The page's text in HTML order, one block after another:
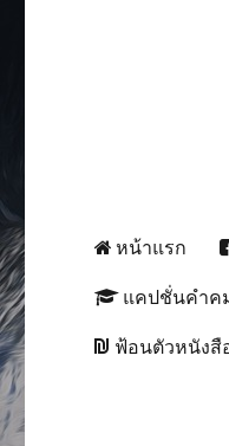
หน้าแรก
แคปชั่นคำค
ฟ้อนตัวหนังสื